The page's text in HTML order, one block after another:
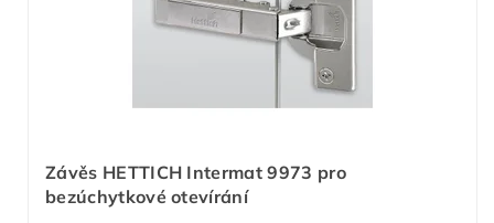
Závěs HETTICH Intermat 9973 pro
bezúchytkové otevírání